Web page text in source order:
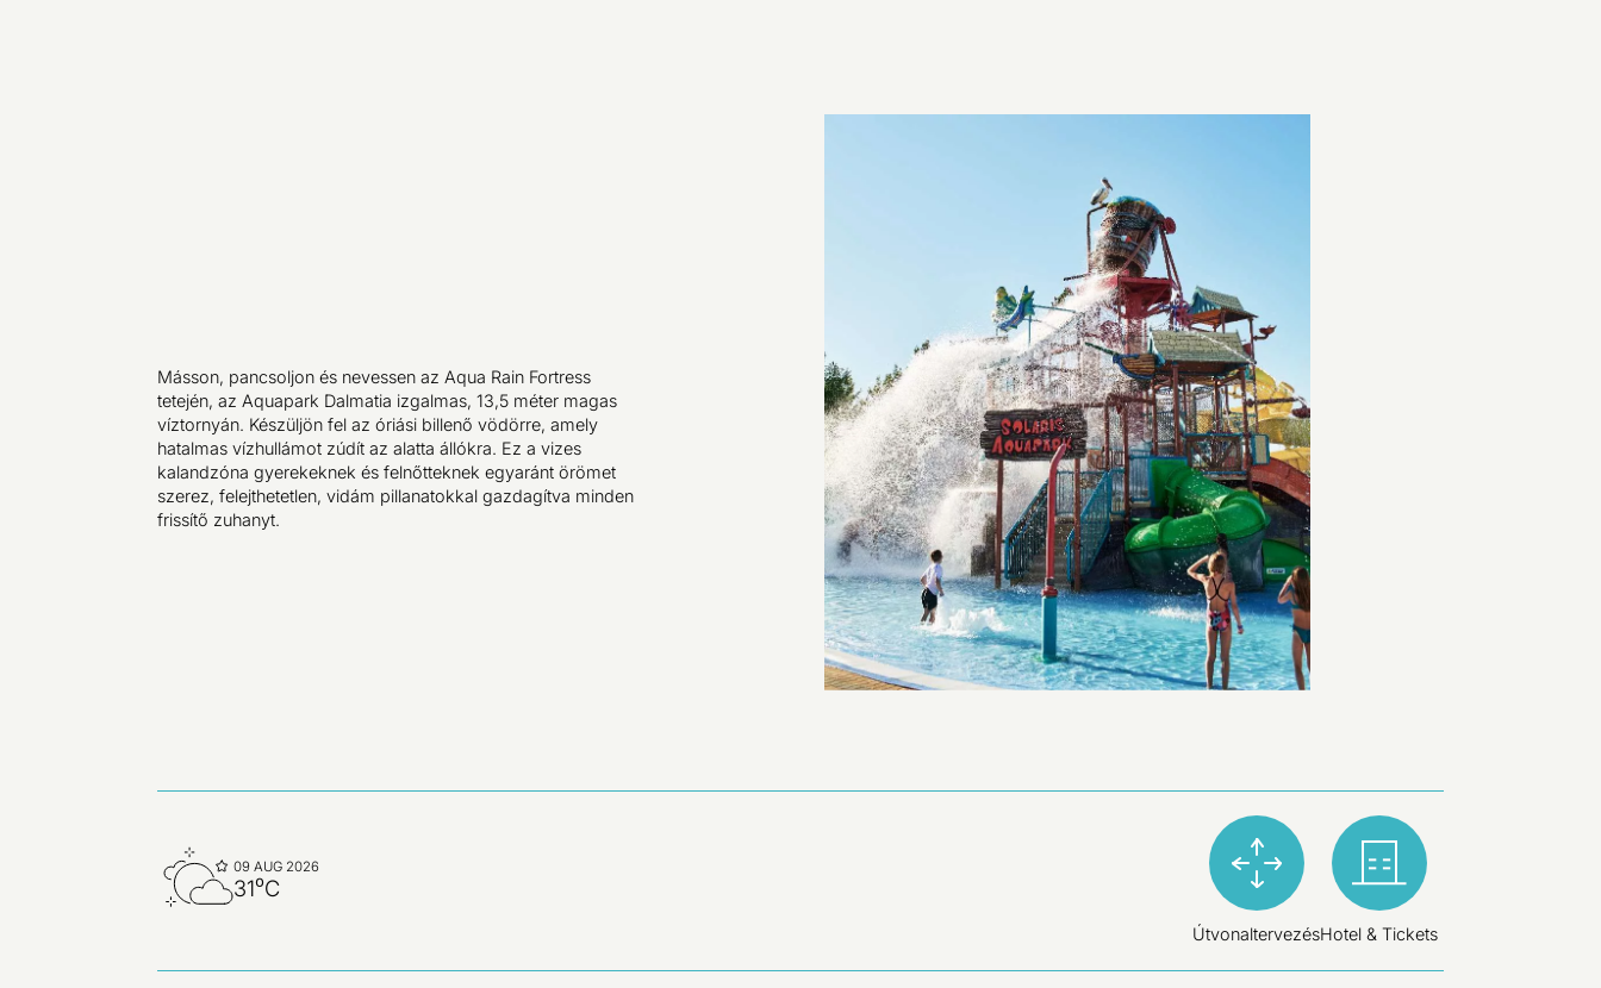
Másson, pancsoljon és nevessen az Aqua Rain Fortress
tetején, az Aquapark Dalmatia izgalmas, 13,5 méter magas
víztornyán. Készüljön fel az óriási billenő vödörre, amely
hatalmas vízhullámot zúdít az alatta állókra. Ez a vizes
kalandzóna gyerekeknek és felnőtteknek egyaránt örömet
szerez, felejthetetlen, vidám pillanatokkal gazdagítva minden
frissítő zuhanyt.
09 AUG 2026
31⁰C
ÚtvonaltervezésHotel & Tickets